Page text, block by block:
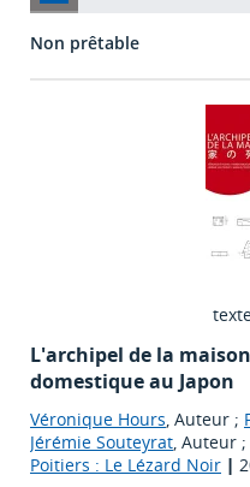
Non prêtable
L'archipel de la
domestique au Japon
Véronique Hours, Auteur ;
Jérémie Souteyrat, Auteur ;
Poitiers : Le Lézard Noir |